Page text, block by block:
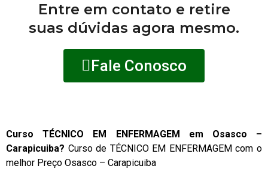
Entre em contato e retire
suas dúvidas agora mesmo.
Fale Conosco
Curso TÉCNICO EM ENFERMAGEM em Osasco –
Carapicuiba? Curso de TÉCNICO EM ENFERMAGEM com o
melhor Preço Osasco – Carapicuiba